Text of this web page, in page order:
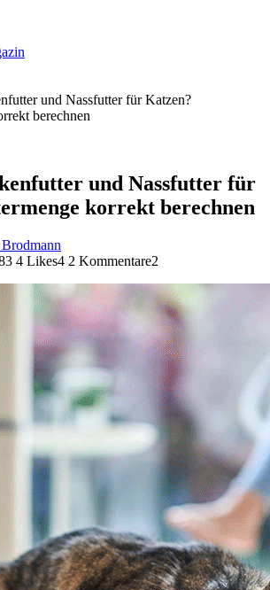
und Nassfutter für Katzen?
berechnen
und Nassfutter für
korrekt berechnen
4 Likes4 2 Kommentare2